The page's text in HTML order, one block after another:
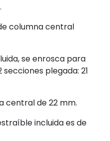
columna central
se enrosca para
plegada: 21
central de 22 mm.
incluida es de